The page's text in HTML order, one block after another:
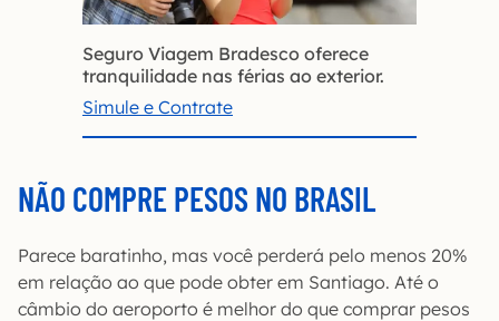
Seguro Viagem Bradesco oferece
tranquilidade nas férias ao exterior.
Simule e Contrate
NÃO COMPRE PESOS NO BRASIL
Parece baratinho, mas você perderá pelo menos 20%
em relação ao que pode obter em Santiago. Até o
câmbio do aeroporto é melhor do que comprar pesos